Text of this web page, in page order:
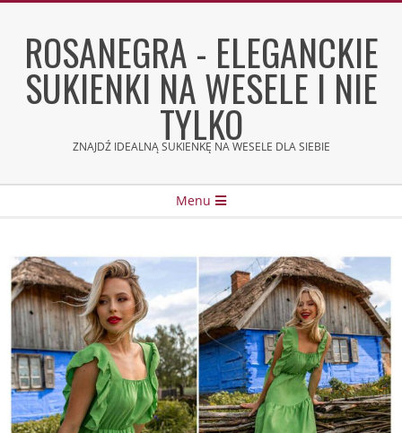
contentROSANEGRA - ELEGANCKIE
SUKIENKI NA WESELE I NIE
TYLKO
ZNAJDŹ IDEALNĄ SUKIENKĘ NA WESELE DLA SIEBIE
Menu